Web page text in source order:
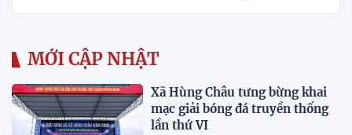
MỚI CẬP NHẬT
Xã Hùng Châu tưng bừng khai
mạc giải bóng đá truyền thống
lần thứ VI